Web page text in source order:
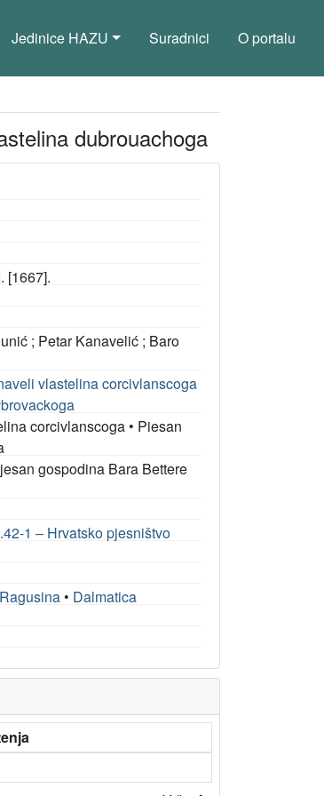
Jedinice HAZU Suradnici O portalu
dubrouachoga
[1667].
; Petar Kanavelić ; Baro
vlastelina corcivlanscoga
corcivlanscoga • Piesan
gospodina Bara Bettere
1 – Hrvatsko pjesništvo
Ragusina • Dalmatica